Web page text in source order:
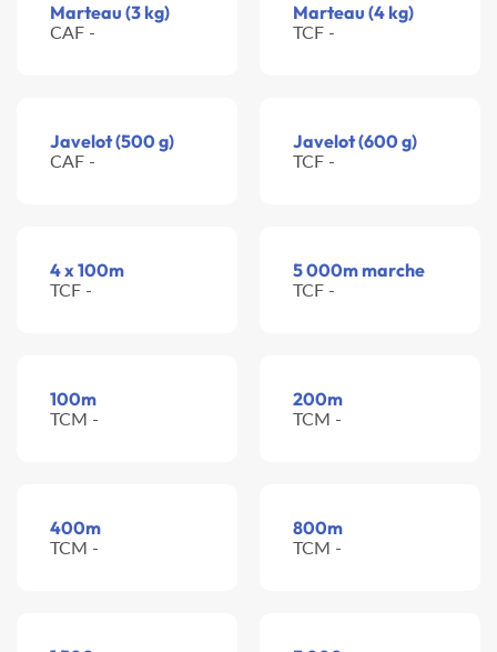
Marteau (3 kg)
CAF -
Marteau (4 kg)
TCF -
Javelot (500 g)
CAF -
Javelot (600 g)
TCF -
4 x 100m
TCF -
5 000m marche
TCF -
100m
TCM -
200m
TCM -
400m
TCM -
800m
TCM -